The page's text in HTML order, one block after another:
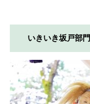
いきいき坂戸部門